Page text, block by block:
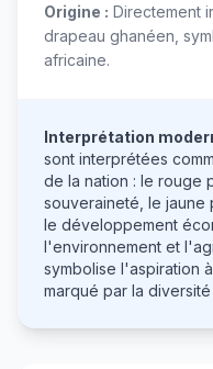
Origine : Directement
drapeau ghanéen,
africaine.
Interprétation
sont interprétées
de la nation : le rouge
souveraineté, le jaune
le développement
l'environnement et
symbolise l'aspiration
marqué par la